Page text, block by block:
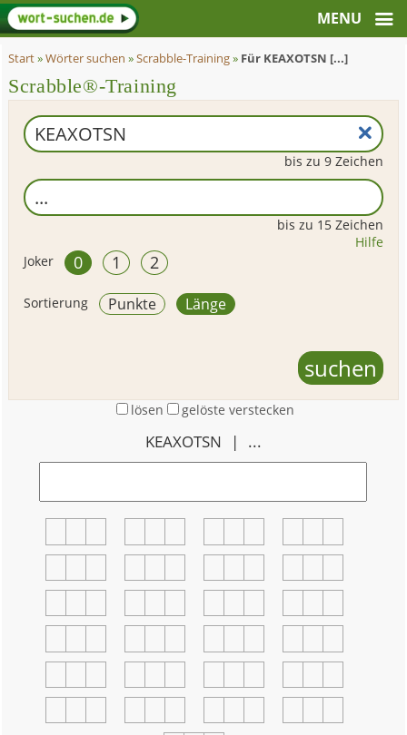
Start»Wörter suchen »Scrabble-Training» Für KEAXOTSN [...]
Scrabble®-Training
bis zu 9 Zeichen
bis zu 15 Zeichen
Hilfe
Joker
0 1 2
Sortierung Punkte Länge
lösen gelöste verstecken
KEAXOTSN ...